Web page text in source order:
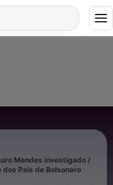
Mendes investigado /
dos Pais de Bolsonaro